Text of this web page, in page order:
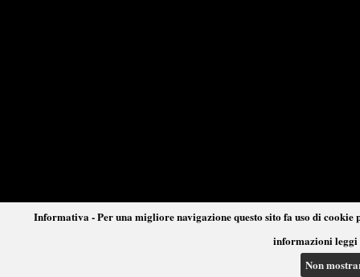
Informativa - Per una migliore navigazione questo sito fa uso di
informazioni leggi
Non